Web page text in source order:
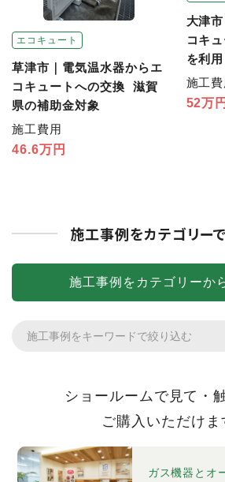
エコキュート
草津市｜電気温水器からエ
コキュートへの交換 滋賀
県の補助金対象
施工費用
46.6万円
大津
コキ
を利
施工費
52万円
施工事例をカテゴリー
施工事例をカテゴリーか
ショールームで見て・
ご購入いただけま
ガス機器とオ